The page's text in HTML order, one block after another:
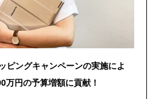
ングキャンペーンの実施によ
万円の予算増額に貢献！